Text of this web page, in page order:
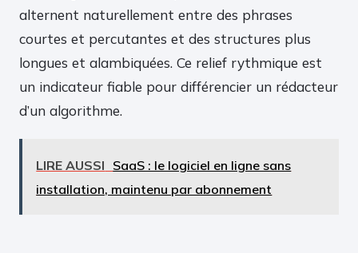
alternent naturellement entre des phrases
courtes et percutantes et des structures plus
longues et alambiquées. Ce relief rythmique est
un indicateur fiable pour différencier un rédacteur
d’un algorithme.
LIRE AUSSI SaaS : le logiciel en ligne sans
installation, maintenu par abonnement